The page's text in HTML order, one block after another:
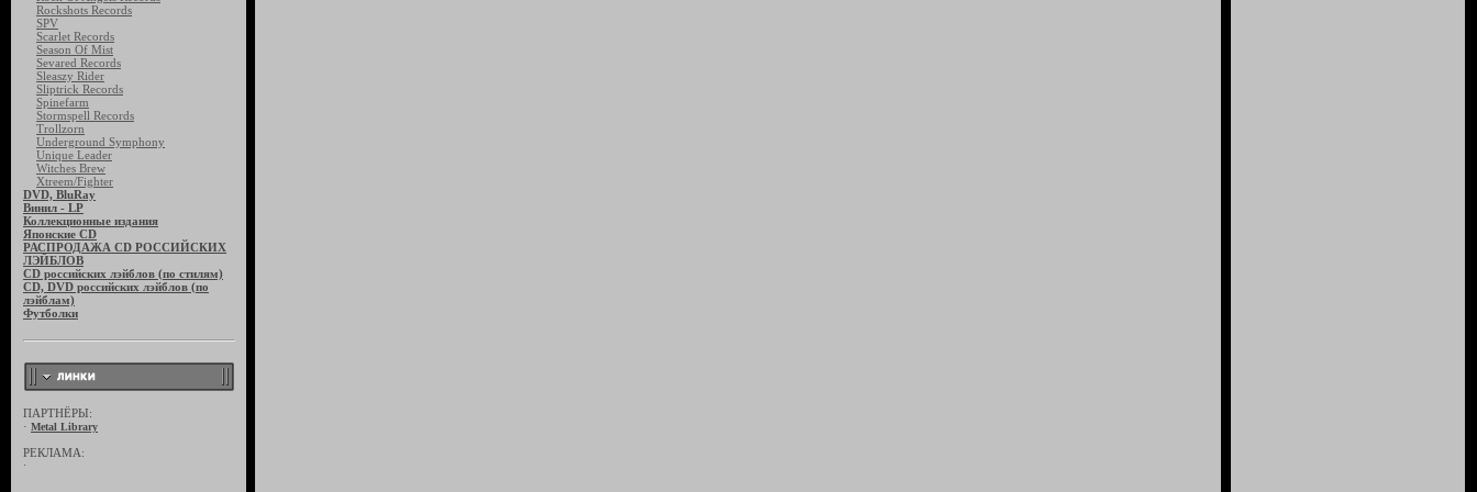
Rockshots Records
SPV
Scarlet Records
Season Of Mist
Sevared Records
Sleaszy Rider
Sliptrick Records
Spinefarm
Stormspell Records
Trollzorn
Underground Symphony
Unique Leader
Witches Brew
Xtreem/Fighter
DVD, BluRay
Винил - LP
Коллекционные издания
Японские CD
РАСПРОДАЖА CD РОССИЙСКИХ
ЛЭЙБЛОВ
CD российских лэйблов (по стилям)
CD, DVD российских лэйблов (по
лэйблам)
Футболки
ПАРТНЁРЫ:
· Metal Library
РЕКЛАМА:
·